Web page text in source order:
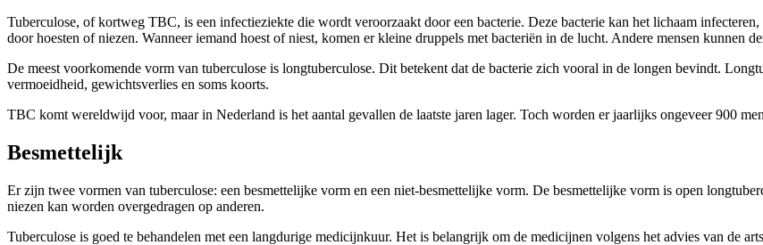
Tuberculose, of kortweg TBC, is een infectieziekte die wordt veroorzaakt door een bacterie. Deze bacterie kan het lichaam
door hoesten of niezen. Wanneer iemand hoest of niest, komen er kleine druppels met bacteriën in de lucht. Andere mensen kunnen
De meest voorkomende vorm van tuberculose is longtuberculose. Dit betekent dat de bacterie zich vooral in de longen bevindt.
vermoeidheid, gewichtsverlies en soms koorts.
TBC komt wereldwijd voor, maar in Nederland is het aantal gevallen de laatste jaren lager. Toch worden er jaarlijks ongeveer 900
Besmettelijk
Er zijn twee vormen van tuberculose: een besmettelijke vorm en een niet-besmettelijke vorm. De besmettelijke vorm is open
niezen kan worden overgedragen op anderen.
Tuberculose is goed te behandelen met een langdurige medicijnkuur. Het is belangrijk om de medicijnen volgens het advies van de